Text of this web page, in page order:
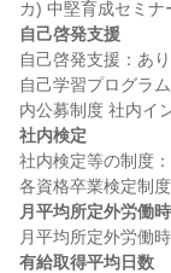
自己啓発支援
自己啓発支援：あり
自己学習プログラ
社内検定
社内検定等の制度
月平均所定外労働
有給取得平均日数